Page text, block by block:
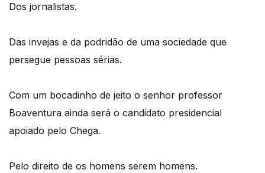
Dos jornalistas.
Das invejas e da podridão de uma sociedade que
persegue pessoas sérias.
Com um bocadinho de jeito o senhor professor
Boaventura ainda será o candidato presidencial
apoiado pelo Chega.
Pelo direito de os homens serem homens.